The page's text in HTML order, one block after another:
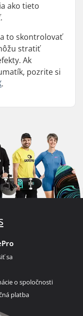
ako tieto
to skontrolovať
stratiť
Ak
pozrite si
.
sa
o spoločnosti
platba